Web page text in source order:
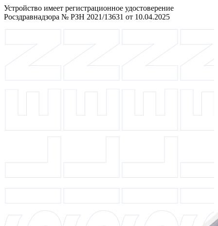
Устройство имеет регистрационное удостоверение
Росздравнадзора № РЗН 2021/13631 от 10.04.2025